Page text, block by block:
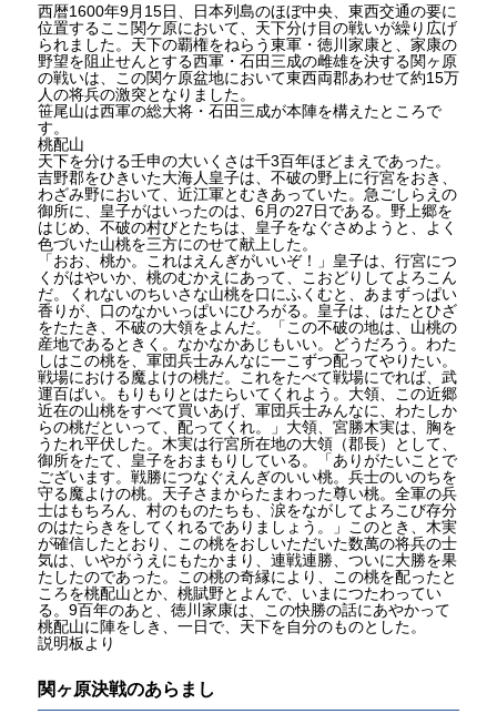
西暦1600年9月15日、日本列島のほぼ中央、東西交通の要に
位置するここ関ケ原において、天下分け目の戦いが繰り広げ
られました。天下の覇権をねらう東軍・徳川家康と、家康の
野望を阻止せんとする西軍・石田三成の雌雄を決する関ヶ原
の戦いは、この関ケ原盆地において東西両郡あわせて約15万
人の将兵の激突となりました。
笹尾山は西軍の総大将・石田三成が本陣を構えたところで
す。
桃配山
天下を分ける壬申の大いくさは千3百年ほどまえであった。
吉野郡をひきいた大海人皇子は、不破の野上に行宮をおき、
わざみ野において、近江軍とむきあっていた。急ごしらえの
御所に、皇子がはいったのは、6月の27日である。野上郷を
はじめ、不破の村びとたちは、皇子をなぐさめようと、よく
色づいた山桃を三方にのせて献上した。
「おお、桃か。これはえんぎがいいぞ！」皇子は、行宮につ
くがはやいか、桃のむかえにあって、こおどりしてよろこん
だ。くれないのちいさな山桃を口にふくむと、あまずっぱい
香りが、口のなかいっぱいにひろがる。皇子は、はたとひざ
をたたき、不破の大領をよんだ。「この不破の地は、山桃の
産地であるときく。なかなかあじもいい。どうだろう。わた
しはこの桃を、軍団兵士みんなに一こずつ配ってやりたい。
戦場における魔よけの桃だ。これをたべて戦場にでれば、武
運百ばい。もりもりとはたらいてくれよう。大領、この近郷
近在の山桃をすべて買いあげ、軍団兵士みんなに、わたしか
らの桃だといって、配ってくれ。」大領、宮勝木実は、胸を
うたれ平伏した。木実は行宮所在地の大領（郡長）として、
御所をたて、皇子をおまもりしている。「ありがたいことで
ございます。戦勝につなぐえんぎのいい桃。兵士のいのちを
守る魔よけの桃。天子さまからたまわった尊い桃。全軍の兵
士はもちろん、村のものたちも、涙をながしてよろこび存分
のはたらきをしてくれるでありましょう。」このとき、木実
が確信したとおり、この桃をおしいただいた数萬の将兵の士
気は、いやがうえにもたかまり、連戦連勝、ついに大勝を果
たしたのであった。この桃の奇縁により、この桃を配ったと
ころを桃配山とか、桃賦野とよんで、いまにつたわってい
る。9百年のあと、徳川家康は、この快勝の話にあやかって
桃配山に陣をしき、一日で、天下を自分のものとした。
説明板より
関ヶ原決戦のあらまし